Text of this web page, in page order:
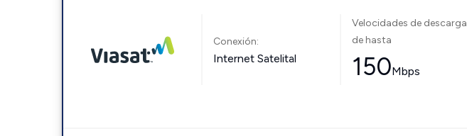
Conexión:
Internet Satelital
Velocidades de descarga
de hasta
150Mbps